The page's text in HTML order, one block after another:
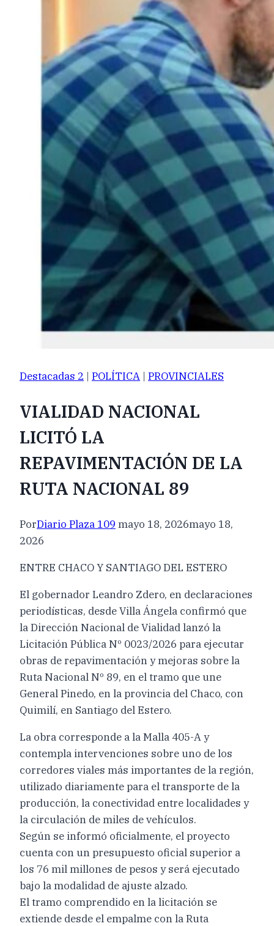
Destacadas 2 | POLÍTICA | PROVINCIALES
VIALIDAD NACIONAL
LICITÓ LA
REPAVIMENTACIÓN DE LA
RUTA NACIONAL 89
PorDiario Plaza 109 mayo 18, 2026mayo 18,
2026
ENTRE CHACO Y SANTIAGO DEL ESTERO
El gobernador Leandro Zdero, en declaraciones
periodísticas, desde Villa Ángela confirmó que
la Dirección Nacional de Vialidad lanzó la
Licitación Pública Nº 0023/2026 para ejecutar
obras de repavimentación y mejoras sobre la
Ruta Nacional Nº 89, en el tramo que une
General Pinedo, en la provincia del Chaco, con
Quimilí, en Santiago del Estero.
La obra corresponde a la Malla 405-A y
contempla intervenciones sobre uno de los
corredores viales más importantes de la región,
utilizado diariamente para el transporte de la
producción, la conectividad entre localidades y
la circulación de miles de vehículos.
Según se informó oficialmente, el proyecto
cuenta con un presupuesto oficial superior a
los 76 mil millones de pesos y será ejecutado
bajo la modalidad de ajuste alzado.
El tramo comprendido en la licitación se
extiende desde el empalme con la Ruta